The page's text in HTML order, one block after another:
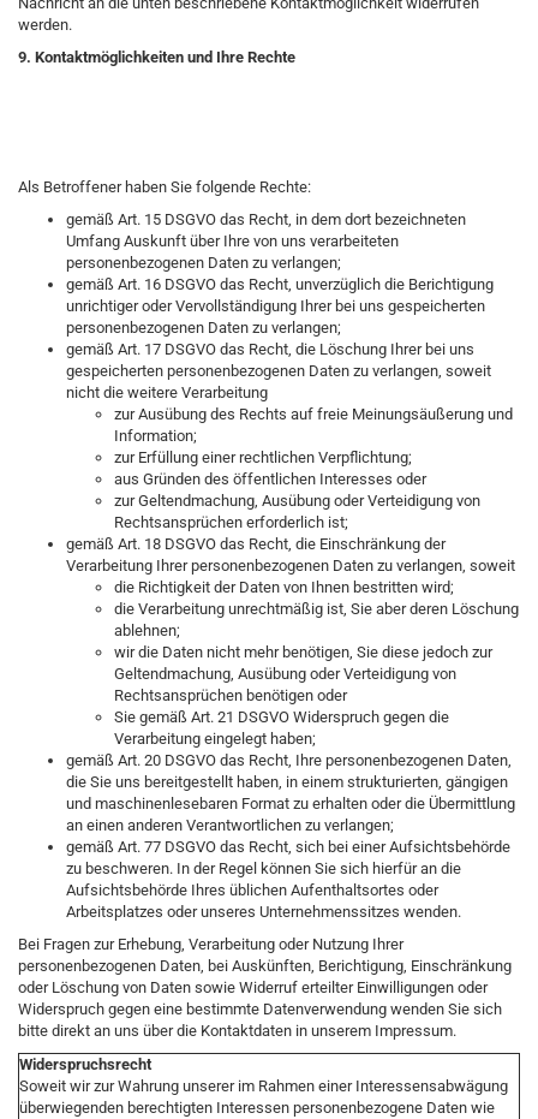
werden.
9. Kontaktmöglichkeiten und Ihre Rechte
Als Betroffener haben Sie folgende Rechte:
gemäß Art. 15 DSGVO das Recht, in dem dort bezeichneten
Umfang Auskunft über Ihre von uns verarbeiteten
personenbezogenen Daten zu verlangen;
gemäß Art. 16 DSGVO das Recht, unverzüglich die Berichtigung
unrichtiger oder Vervollständigung Ihrer bei uns gespeicherten
personenbezogenen Daten zu verlangen;
gemäß Art. 17 DSGVO das Recht, die Löschung Ihrer bei uns
gespeicherten personenbezogenen Daten zu verlangen, soweit
nicht die weitere Verarbeitung
zur Ausübung des Rechts auf freie Meinungsäußerung und
Information;
zur Erfüllung einer rechtlichen Verpflichtung;
aus Gründen des öffentlichen Interesses oder
zur Geltendmachung, Ausübung oder Verteidigung von
Rechtsansprüchen erforderlich ist;
gemäß Art. 18 DSGVO das Recht, die Einschränkung der
Verarbeitung Ihrer personenbezogenen Daten zu verlangen, soweit
die Richtigkeit der Daten von Ihnen bestritten wird;
die Verarbeitung unrechtmäßig ist, Sie aber deren Löschung
ablehnen;
wir die Daten nicht mehr benötigen, Sie diese jedoch zur
Geltendmachung, Ausübung oder Verteidigung von
Rechtsansprüchen benötigen oder
Sie gemäß Art. 21 DSGVO Widerspruch gegen die
Verarbeitung eingelegt haben;
gemäß Art. 20 DSGVO das Recht, Ihre personenbezogenen Daten,
die Sie uns bereitgestellt haben, in einem strukturierten, gängigen
und maschinenlesebaren Format zu erhalten oder die Übermittlung
an einen anderen Verantwortlichen zu verlangen;
gemäß Art. 77 DSGVO das Recht, sich bei einer Aufsichtsbehörde
zu beschweren. In der Regel können Sie sich hierfür an die
Aufsichtsbehörde Ihres üblichen Aufenthaltsortes oder
Arbeitsplatzes oder unseres Unternehmenssitzes wenden.
Bei Fragen zur Erhebung, Verarbeitung oder Nutzung Ihrer
personenbezogenen Daten, bei Auskünften, Berichtigung, Einschränkung
oder Löschung von Daten sowie Widerruf erteilter Einwilligungen oder
Widerspruch gegen eine bestimmte Datenverwendung wenden Sie sich
bitte direkt an uns über die Kontaktdaten in unserem Impressum.
Widerspruchsrecht
Soweit wir zur Wahrung unserer im Rahmen einer Interessensabwägung
überwiegenden berechtigten Interessen personenbezogene Daten wie